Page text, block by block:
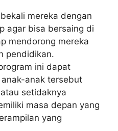
mereka dengan
agar bisa bersaing di
mendorong mereka
pendidikan.
ini dapat
anak tersebut
setidaknya
masa depan yang
yang